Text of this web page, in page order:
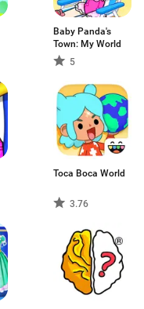
Baby Panda's
Town: My World
5
Toca Boca World
3.76